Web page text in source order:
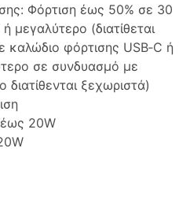
Φόρτιση έως 50% σε 30
(διατίθεται
φόρτισης USB‑C ή
σε συνδυασμό με
ξεχωριστά)
20W